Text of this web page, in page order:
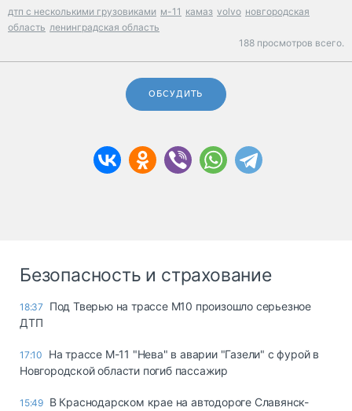
дтп с несколькими грузовиками м-11 камаз volvo новгородская
область ленинградская область
188 просмотров всего.
ОБСУДИТЬ
Безопасность и страхование
18:37
Под Тверью на трассе М10 произошло серьезное
ДТП
17:10
На трассе М-11 "Нева" в аварии "Газели" с фурой в
Новгородской области погиб пассажир
15:49 В Краснодарском крае на автодороге Славянск-